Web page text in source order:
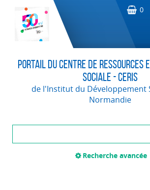
Portail du Centre de Ressources
Sociale - CERIS
de l'Institut du Développement
Normandie
Recherche avancée